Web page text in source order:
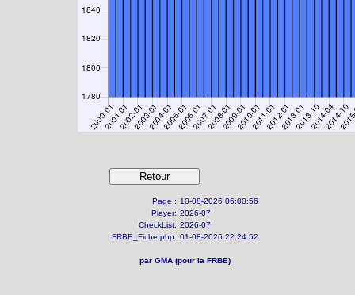
Page : 10-08-2026 06:00:56
Player: 2026-07
CheckList: 2026-07
FRBE_Fiche.php: 01-08-2026 22:24:52
par GMA (pour la FRBE)